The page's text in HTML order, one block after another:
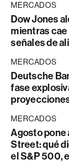
MERCADOS
Dow Jones
mientras
señales de
MERCADOS
Deutsche
fase
MERCADOS
Agosto pone
Street: qué
el S&P 500,